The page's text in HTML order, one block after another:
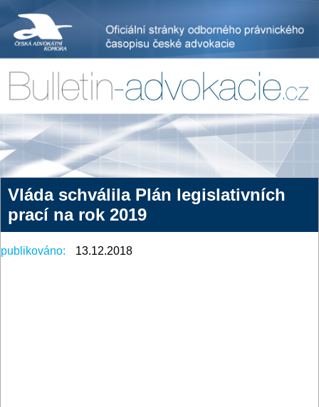
Vláda schválila Plán legislativních
prací na rok 2019
publikováno: 13.12.2018